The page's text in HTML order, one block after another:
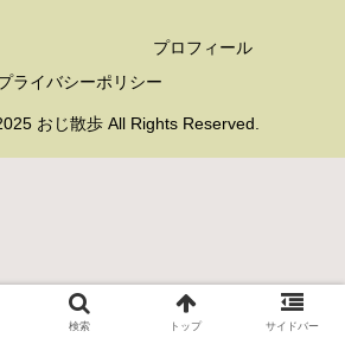
プロフィール
ライバシーポリシー
おじ散歩 All Rights Reserved.
検索 トップ サイドバー